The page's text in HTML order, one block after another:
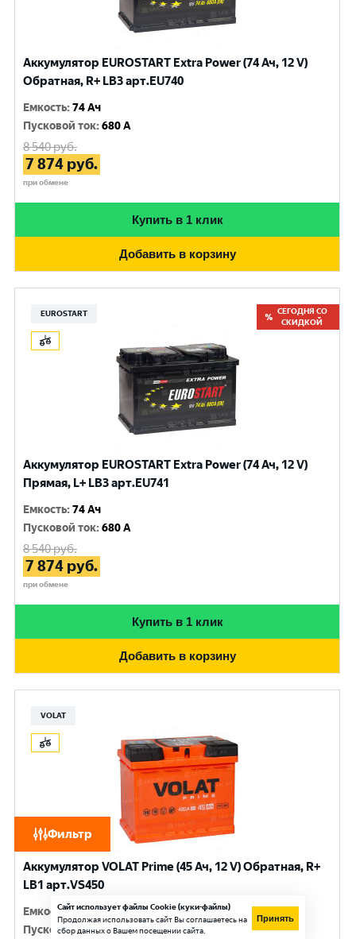
Фильтр
Аккумулятор EUROSTART Extra Power (74 Ач, 12 V)
Обратная, R+ LB3 арт.EU740
Емкость:74 Ач
Пусковой ток:680 A
8 540руб.
7 874 руб.
при обмене
Купить в 1 клик
Добавить в корзину
EUROSTART
СЕГОДНЯ СО
СКИДКОЙ
Аккумулятор EUROSTART Extra Power (74 Ач, 12 V)
Прямая, L+ LB3 арт.EU741
Емкость:74 Ач
Пусковой ток:680 A
8 540руб.
7 874 руб.
при обмене
Купить в 1 клик
Добавить в корзину
VOLAT
Аккумулятор VOLAT Prime (45 Ач, 12 V) Обратная, R+
LB1 арт.VS450
Емкость:45 Ач
Пусковой ток:420 A
Сайт использует файлы Cookie (куки-файлы)
Продолжая использовать сайт Вы соглашаетесь на
сбор данных о Вашем посещении сайта.
Принять